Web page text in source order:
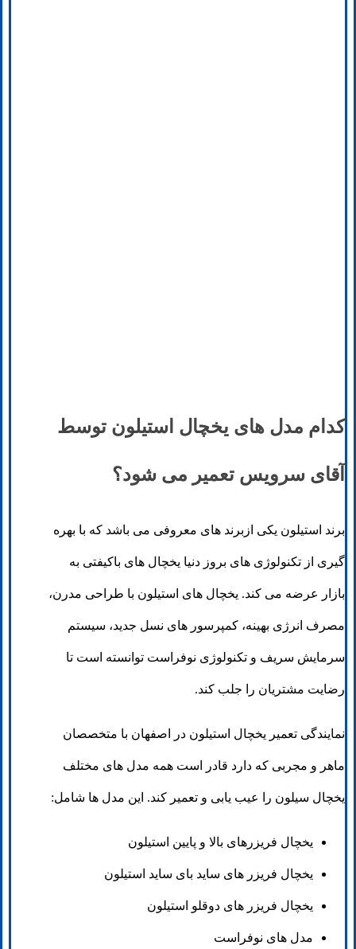
کدام مدل های یخچال استیلون توسط
آقای سرویس تعمیر می شود؟
برند استیلون یکی ازبرند های معروفی می باشد که با بهره
گیری از تکنولوژی های بروز دنیا یخچال های باکیفتی به
بازار عرضه می کند. یخچال های استیلون با طراحی مدرن،
مصرف انرژی بهینه، کمپرسور های نسل جدید، سیستم
سرمایش سریف و تکنولوژی نوفراست توانسته است تا
رضایت مشتریان را جلب کند.
نمایندگی تعمیر یخچال استیلون در اصفهان با متخصصان
ماهر و مجربی که دارد قادر است همه مدل های مختلف
یخچال سیلون را عیب یابی و تعمیر کند. این مدل ها شامل:
یخچال فریزرهای بالا و پایین استیلون
یخچال فریزر های ساید بای ساید استیلون
یخچال فریزر های دوقلو استیلون
مدل های نوفراست